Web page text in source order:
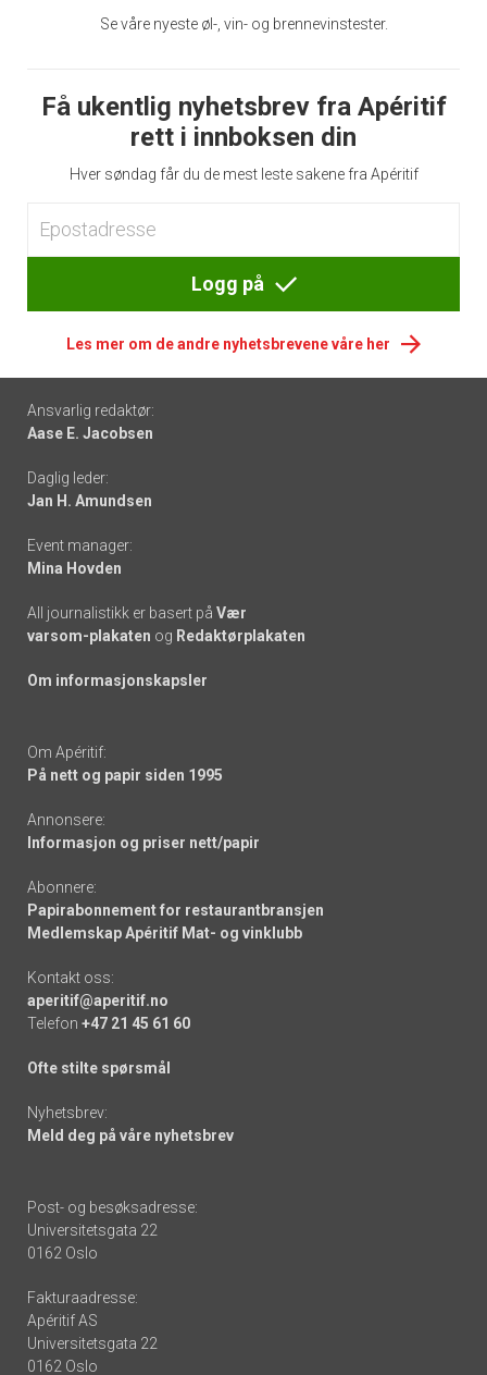
Se våre nyeste øl-, vin- og brennevinstester.
Få ukentlig nyhetsbrev fra Apéritif
rett i innboksen din
Hver søndag får du de mest leste sakene fra Apéritif
Logg på
Les mer om de andre nyhetsbrevene våre her
Footer
-
links
Ansvarlig redaktør:
Aase E. Jacobsen
Daglig leder:
Jan H. Amundsen
Event manager:
Mina Hovden
All journalistikk er basert på Vær
varsom-plakaten og Redaktørplakaten
Om informasjonskapsler
Om Apéritif:
På nett og papir siden 1995
Annonsere:
Informasjon og priser nett/papir
Abonnere:
Papirabonnement for restaurantbransjen
Medlemskap Apéritif Mat- og vinklubb
Kontakt oss:
aperitif@aperitif.no
Telefon +47 21 45 61 60
Ofte stilte spørsmål
Nyhetsbrev:
Meld deg på våre nyhetsbrev
Post- og besøksadresse:
Universitetsgata 22
0162 Oslo
Fakturaadresse:
Apéritif AS
Universitetsgata 22
0162 Oslo